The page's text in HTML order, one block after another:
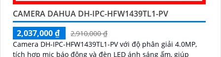
CAMERA DAHUA DH-IPC-HFW1439TL1-PV
2,037,000 ₫
2,910,000 ₫
Camera DH-IPC-HFW1439TL1-PV với độ phân giải 4.0MP,
tích hợp mic báo động và đèn LED ánh sáng ấm, giúp